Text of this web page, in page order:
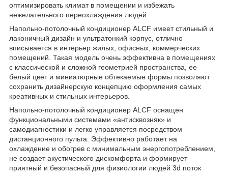
оптимизировать климат в помещении и избежать
нежелательного переохлаждения людей.
Напольно-потолочный кондиционер ALCF имеет стильный и
лаконичный дизайн и ультратонкий корпус, отлично
вписывается в интерьер жилых, офисных, коммерческих
помещений. Такая модель очень эффективна в помещениях
с классической и сложной геометрией пространства, ее
белый цвет и миниатюрные обтекаемые формы позволяют
сохранить дизайнерскую концепцию оформления самых
креативных и стильных интерьеров.
Напольно-потолочный кондиционер ALCF оснащен
функциональными системами «антисквозняк» и
самодиагностики и легко управляется посредством
дистанционного пульта. Эффективно работает на
охлаждение и обогрев с минимальным энергопотреблением,
не создает акустического дискомфорта и формирует
приятный и безопасный для физиологии людей 3d поток